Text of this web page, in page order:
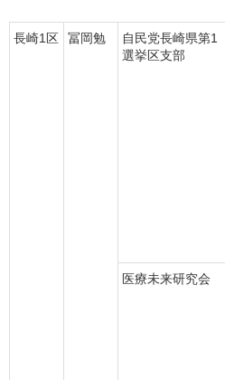
長崎1区 冨岡勉
自民党長崎県第1
選挙区支部
医療未来研究会